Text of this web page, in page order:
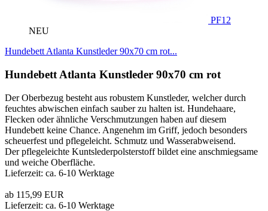
PF12
NEU
Hundebett Atlanta Kunstleder 90x70 cm rot...
Hundebett Atlanta Kunstleder 90x70 cm rot
Der Oberbezug besteht aus robustem Kunstleder, welcher durch
feuchtes abwischen einfach sauber zu halten ist. Hundehaare,
Flecken oder ähnliche Verschmutzungen haben auf diesem
Hundebett keine Chance. Angenehm im Griff, jedoch besonders
scheuerfest und pflegeleicht. Schmutz und Wasserabweisend.
Der pflegeleichte Kuntslederpolsterstoff bildet eine anschmiegsame
und weiche Oberfläche.
Lieferzeit: ca. 6-10 Werktage
ab 115,99 EUR
Lieferzeit: ca. 6-10 Werktage